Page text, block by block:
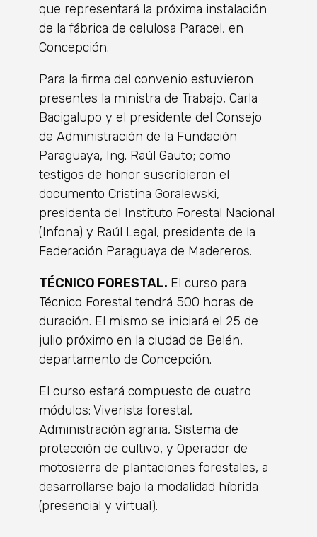
que representará la próxima instalación
de la fábrica de celulosa Paracel, en
Concepción.
Para la firma del convenio estuvieron
presentes la ministra de Trabajo, Carla
Bacigalupo y el presidente del Consejo
de Administración de la Fundación
Paraguaya, Ing. Raúl Gauto; como
testigos de honor suscribieron el
documento Cristina Goralewski,
presidenta del Instituto Forestal Nacional
(Infona) y Raúl Legal, presidente de la
Federación Paraguaya de Madereros.
TÉCNICO FORESTAL. El curso para
Técnico Forestal tendrá 500 horas de
duración. El mismo se iniciará el 25 de
julio próximo en la ciudad de Belén,
departamento de Concepción.
El curso estará compuesto de cuatro
módulos: Viverista forestal,
Administración agraria, Sistema de
protección de cultivo, y Operador de
motosierra de plantaciones forestales, a
desarrollarse bajo la modalidad híbrida
(presencial y virtual).